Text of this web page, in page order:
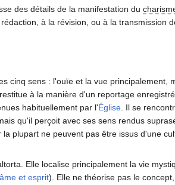
des détails de la manifestation du
à la révision, ou à la transmission
cinq sens : l'ouïe et la vue principalement,
à la manière d'un reportage
habituellement par l'Église . Il se
qu'il perçoit avec ses sens rendus
plupart ne peuvent pas être issus d'une
Elle localise principalement la vie
et esprit). Elle ne théorise pas le